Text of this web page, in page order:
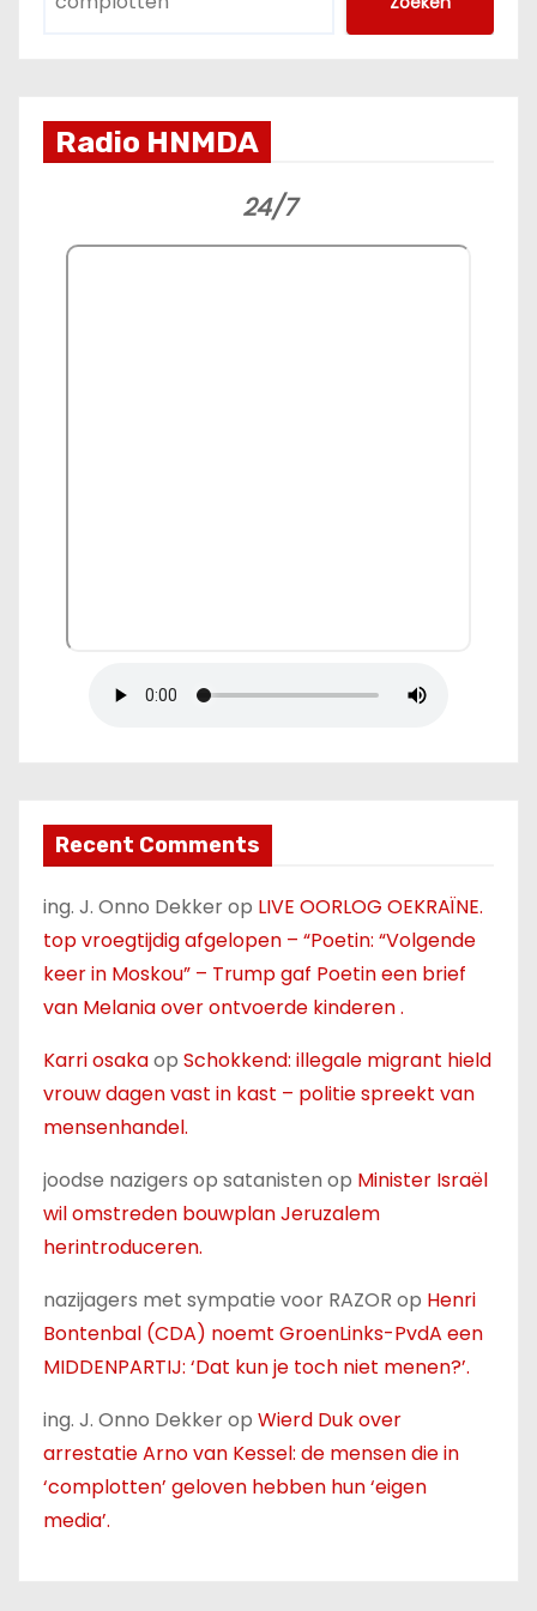
Radio HNMDA
24/7
Recent Comments
ing. J. Onno Dekkerop LIVE OORLOG OEKRAÏNE.
top vroegtijdig afgelopen – “Poetin: “Volgende
keer in Moskou” – Trump gaf Poetin een brief
van Melania over ontvoerde kinderen .
Karri osakaop Schokkend: illegale migrant hield
vrouw dagen vast in kast – politie spreekt van
mensenhandel.
joodse nazigers op satanisten op Minister Israël
wil omstreden bouwplan Jeruzalem
herintroduceren.
nazijagers met sympatie voor RAZOR op Henri
Bontenbal (CDA) noemt GroenLinks-PvdA een
MIDDENPARTIJ: ‘Dat kun je toch niet menen?’.
ing. J. Onno Dekkerop Wierd Duk over
arrestatie Arno van Kessel: de mensen die in
‘complotten’ geloven hebben hun ‘eigen
media’.